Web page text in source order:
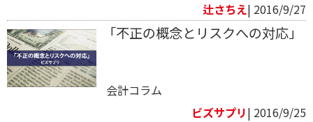
辻さちえ| 2016/9/27
「不正の概念とリスクへの対応」
会計コラム
ビズサプリ| 2016/9/25